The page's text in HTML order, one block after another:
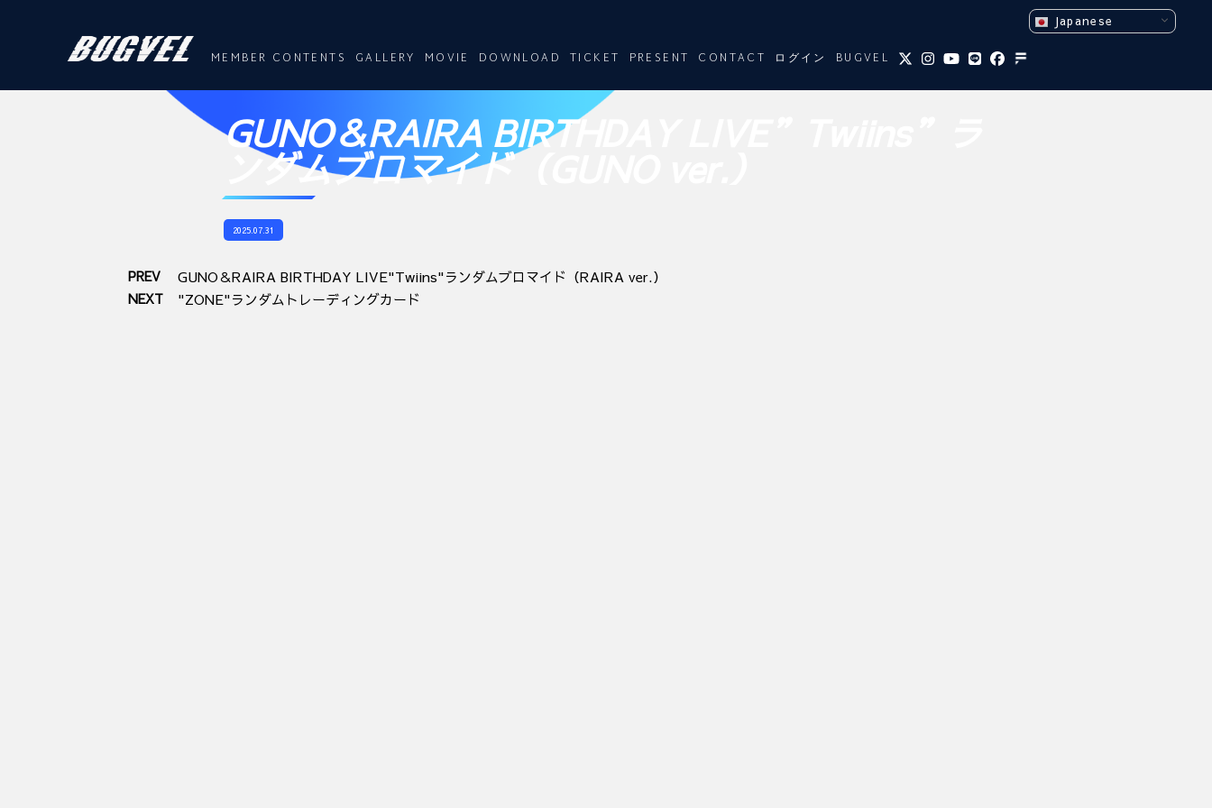
MEMBER CONTENTS GALLERY MOVIE DOWNLOAD TICKET PRESENT CONTACT ログイン BUGVEL
GUNO＆RAIRA BIRTHDAY LIVE”Twiins”ラ
ンダムブロマイド（GUNO ver.）
2025.07.31
PREV GUNO＆RAIRA BIRTHDAY LIVE"Twiins"ランダムブロマイド（RAIRA ver.）
NEXT "ZONE"ランダムトレーディングカード
Japanese